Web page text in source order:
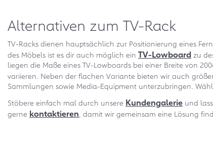
Alternativen zum TV-Rack
TV-Racks dienen hauptsächlich zur Positionierung eines
des Möbels ist es dir auch möglich ein TV-Lowboard zu
liegen die Maße eines TV-Lowboards bei einer Breite von
variieren. Neben der flachen Variante bieten wir auch
Sammlungen sowie Media-Equipment unterzubringen.
Stöbere einfach mal durch unsere Kundengalerie und
gerne kontaktieren , damit wir gemeinsam eine Lösung